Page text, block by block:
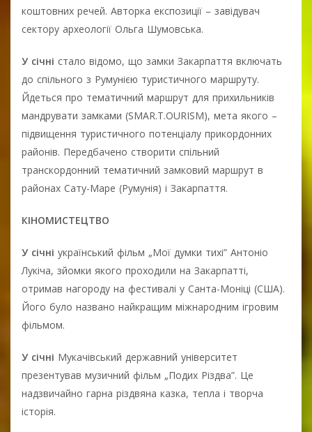
коштовних речей. Авторка експозиції – завідувач
сектору археології Ольга Шумовська.
У січні стало відомо, що замки Закарпаття включать
до спільного з Румунією туристичного маршруту.
Йдеться про тематичний маршрут для прихильників
мандрувати замками (SMAR.T.OURISM), мета якого –
підвищення туристичного потенціалу прикордонних
районів. Передбачено створити спільний
транскордонний тематичний замковий маршрут в
районах Сату-Маре (Румунія) і Закарпаття.
КІНОМИСТЕЦТВО
У січні український фільм „Мої думки тихі” Антоніо
Лукіча, зйомки якого проходили на Закарпатті,
отримав нагороду на фестивалі у Санта-Моніці (США).
Його було названо найкращим міжнародним ігровим
фільмом.
У січні Мукачівський державний університет
презентував музичний фільм „Подих Різдва”. Це
надзвичайно гарна різдвяна казка, тепла і творча
історія.